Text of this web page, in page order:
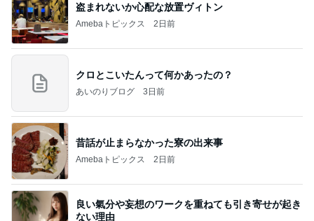
盗まれないか心配な放置ヴィトン
Amebaトピックス 2日前
クロとこいたんって何かあったの？
あいのりブログ 3日前
昔話が止まらなかった寮の出来事
Amebaトピックス 2日前
良い氣分や妄想のワークを重ねても引き寄せが起き
ない理由